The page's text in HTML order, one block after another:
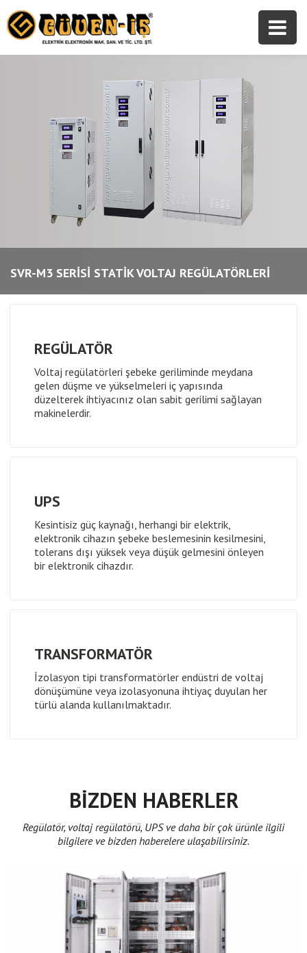
SVR-M3 SERİSİ STATİK VOLTAJ REGÜLATÖRLERİ
REGÜLATÖR
Voltaj regülatörleri şebeke geriliminde meydana
gelen düşme ve yükselmeleri iç yapısında
düzelterek ihtiyacınız olan sabit gerilimi sağlayan
makinelerdir.
UPS
Kesintisiz güç kaynağı, herhangi bir elektrik,
elektronik cihazın şebeke beslemesinin kesilmesini,
tolerans dışı yüksek veya düşük gelmesini önleyen
bir elektronik cihazdır.
TRANSFORMATÖR
İzolasyon tipi transformatörler endüstri de voltaj
dönüşümüne veya izolasyonuna ihtiyaç duyulan her
türlü alanda kullanılmaktadır.
BİZDEN HABERLER
Regülatör, voltaj regülatörü, UPS ve daha bir çok ürünle ilgili
bilgilere ve bizden haberelere ulaşabilirsiniz.